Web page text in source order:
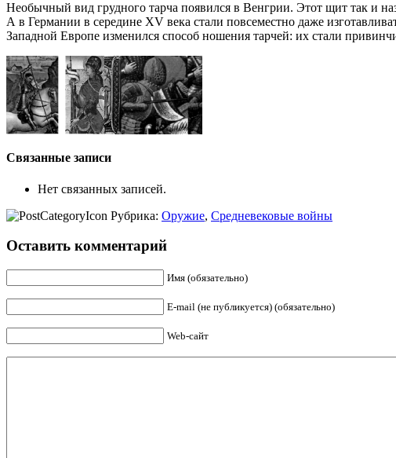
Необычный вид грудного тарча появился в Венгрии. Этот щит так и
А в Германии в середине XV века стали повсеместно даже
Западной Европе изменился способ ношения тарчей: их стали
Связанные записи
Нет связанных записей.
Рубрика: Оружие, Средневековые войны
Оставить комментарий
Имя (обязательно)
E-mail (не публикуется) (обязательно)
Web-сайт